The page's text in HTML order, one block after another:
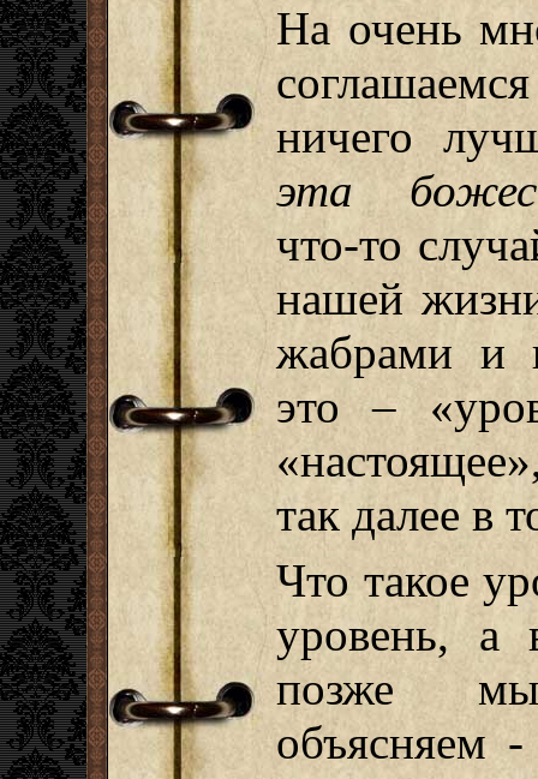
На очень
ничего
эта
что-то
нашей
жабрами и
это –
так далее в
Что такое
уровень, а
позже
объясняем